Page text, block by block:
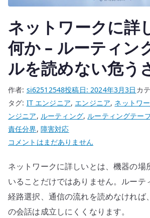
経
験
質
で
考
え
る
へ
の
ネットワークに詳
何か – ルーティン
ルを読めない危う
作者: si62512548投稿日:2024年3月3日 カ
タグ: IT エンジニア, エンジニア, ネットワ
ンジニア, ルーティング, ルーティングテー
責任分界, 障害対応
ネ
ト
ワ
ー
ク
コメントはまだありません
ネットワークに詳しいとは、機器の場
いることだけではありません。ルーテ
経路選択、通信の流れを読めなければ
の会話は成立しにくくなります。